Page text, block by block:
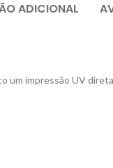
ADICIONAL
impressão UV